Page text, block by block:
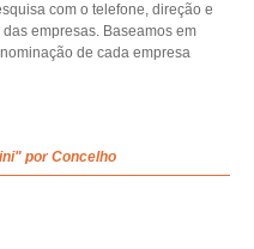
com o telefone, direção e
empresas. Baseamos em
de cada empresa
por Concelho